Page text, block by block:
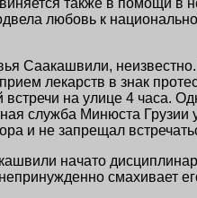
любовь к
Саакашвили,
лекарств в знак
на улице 4 часа.
служба Минюста Грузии
и не запрещал
начато
смахивает